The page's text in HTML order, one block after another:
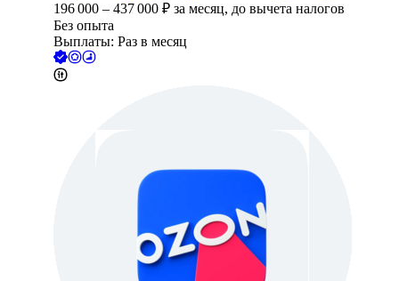
196 000 – 437 000 ₽ за месяц, до вычета налогов
Без опыта
Выплаты: Раз в месяц